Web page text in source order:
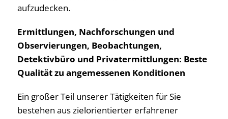
aufzudecken.
Ermittlungen, Nachforschungen und
Observierungen, Beobachtungen,
Detektivbüro und Privatermittlungen: Beste
Qualität zu angemessenen Konditionen
Ein großer Teil unserer Tätigkeiten für Sie
bestehen aus zielorientierter erfahrener